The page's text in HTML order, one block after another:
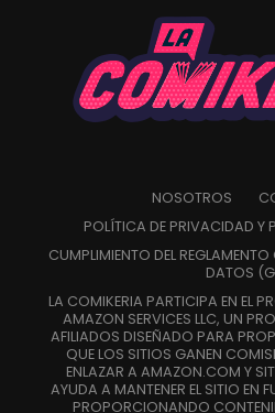
NOSOTROS
POLÍTICA DE PRIVACIDAD Y
CUMPLIMIENTO DEL
DATOS
LA COMIKERIA PARTICIPA EN EL
AMAZON SERVICES LLC, UN
AFILIADOS DISEÑADO PARA
QUE LOS SITIOS GANEN
ENLAZAR A AMAZON.COM Y
AYUDA A MANTENER EL SITIO EN
PROPORCIONANDO